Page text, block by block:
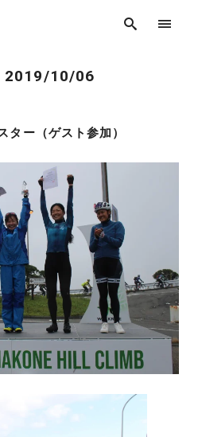
2019/10/06
ー（ゲスト参加）